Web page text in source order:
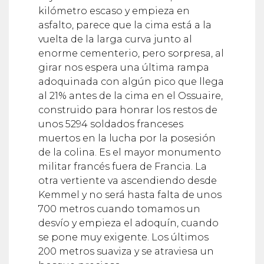
kilómetro escaso y empieza en
asfalto, parece que la cima está a la
vuelta de la larga curva junto al
enorme cementerio, pero sorpresa, al
girar nos espera una última rampa
adoquinada con algún pico que llega
al 21% antes de la cima en el Ossuaire,
construido para honrar los restos de
unos 5294 soldados franceses
muertos en la lucha por la posesión
de la colina. Es el mayor monumento
militar francés fuera de Francia. La
otra vertiente va ascendiendo desde
Kemmel y no será hasta falta de unos
700 metros cuando tomamos un
desvío y empieza el adoquín, cuando
se pone muy exigente. Los últimos
200 metros suaviza y se atraviesa un